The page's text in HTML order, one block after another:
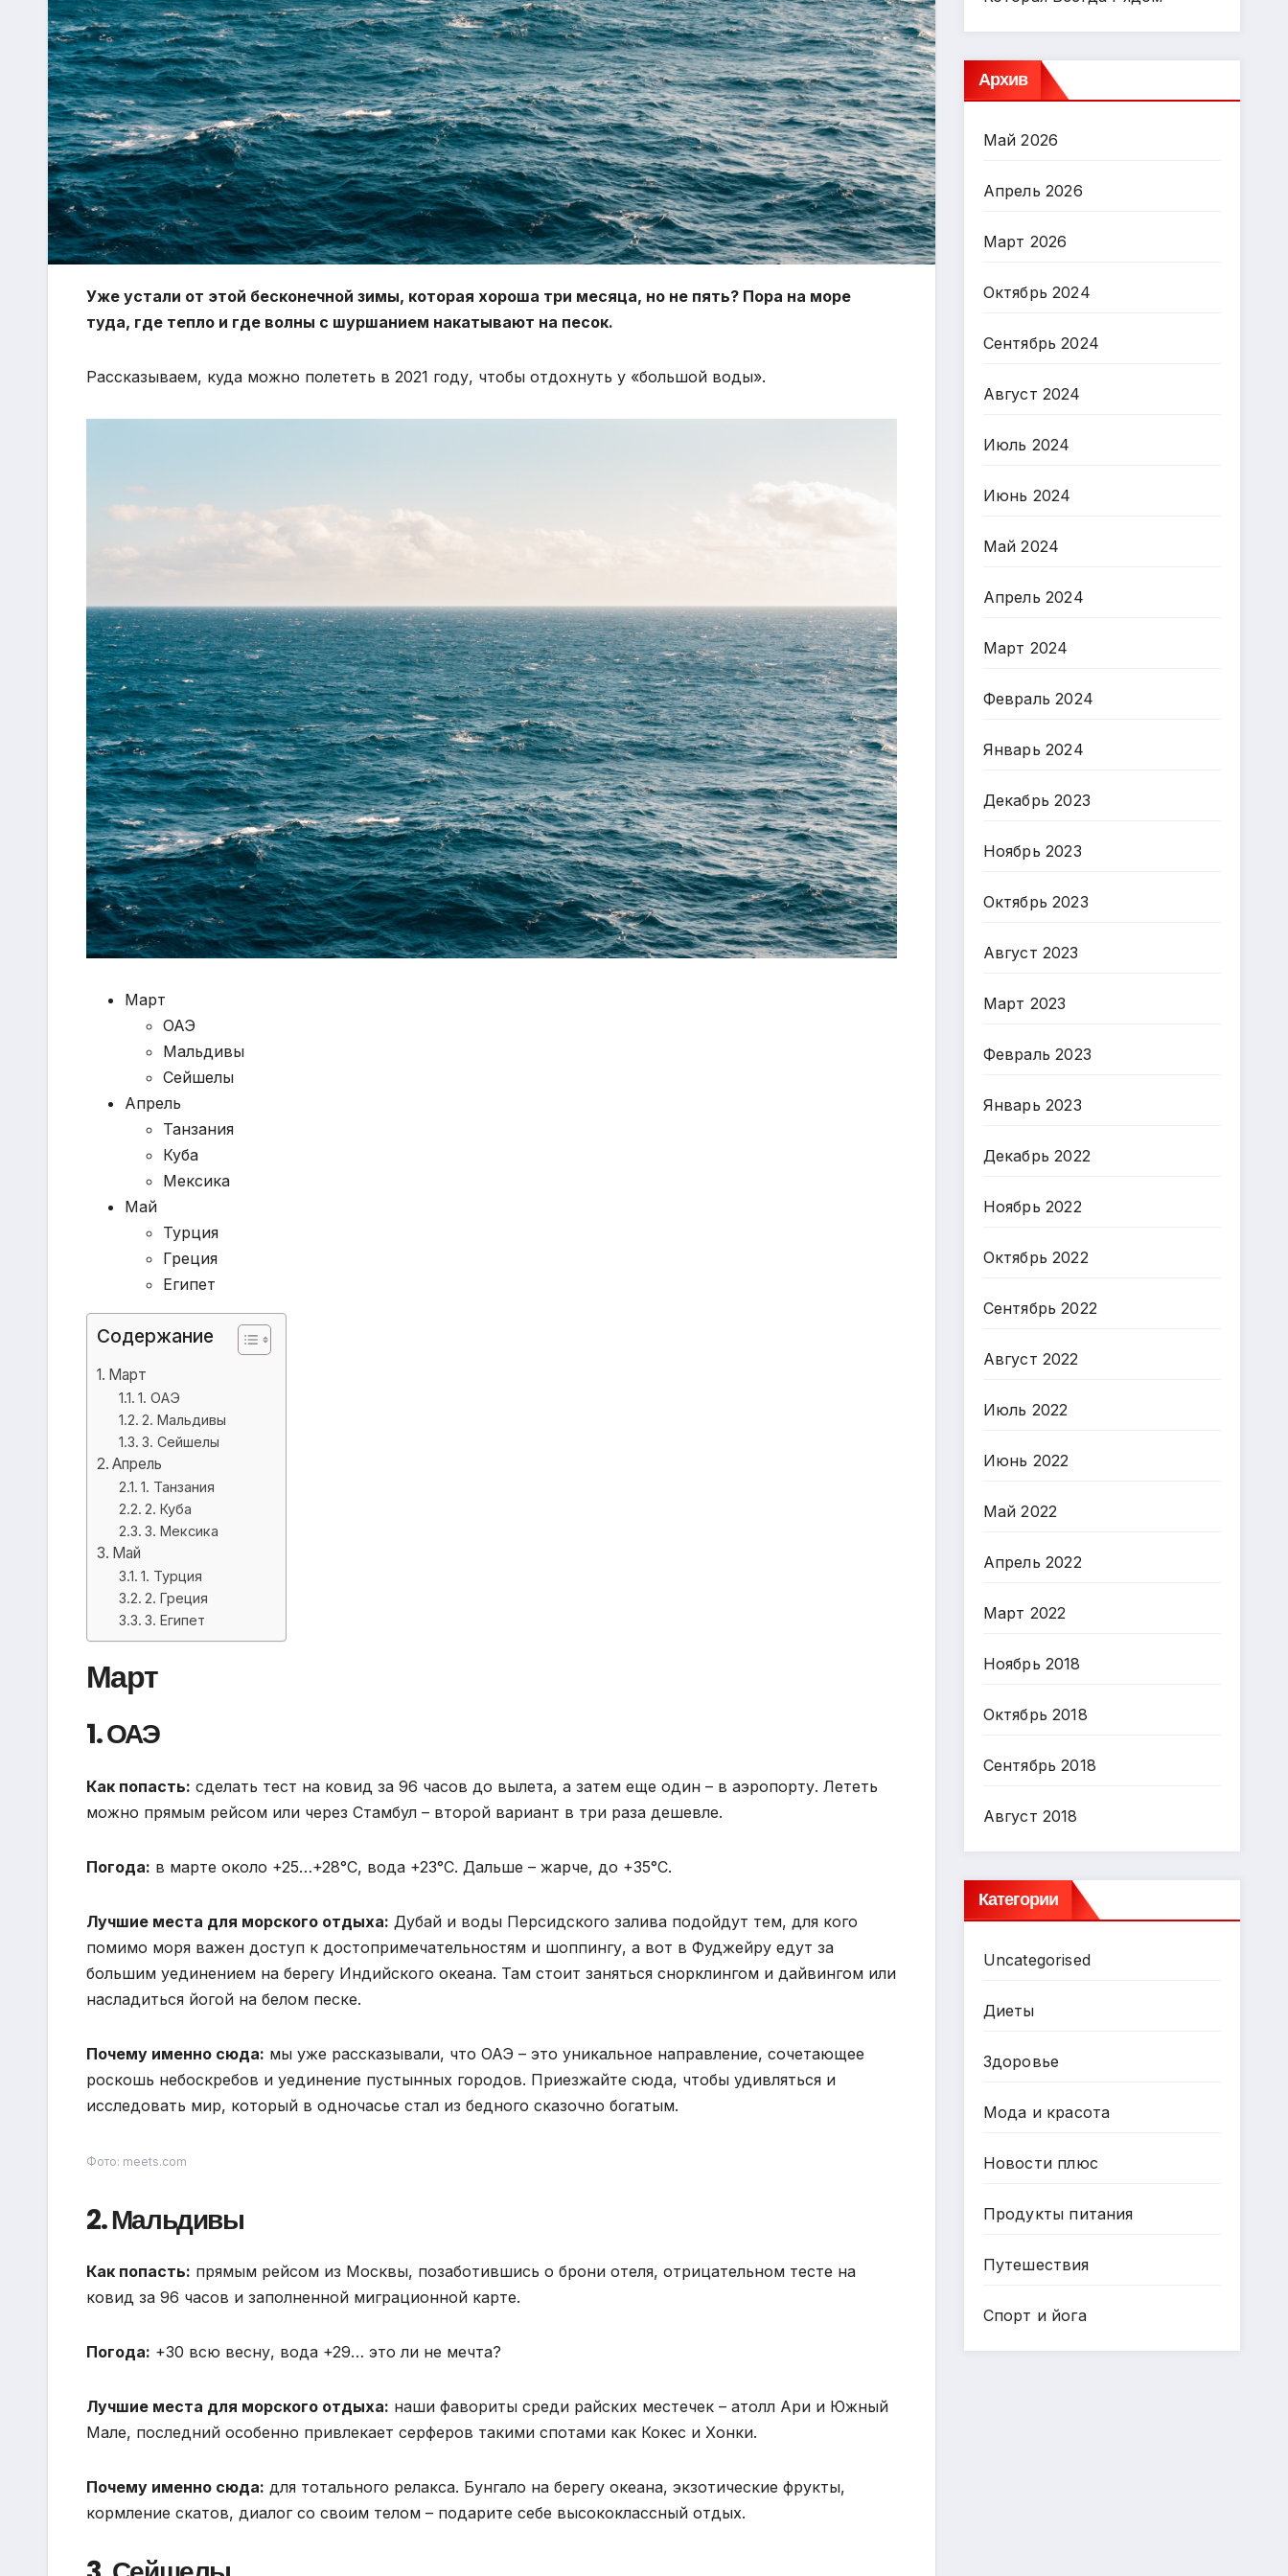
Уже устали от этой бесконечной зимы, которая хороша три месяца, но не пять? Пора на море
туда, где тепло и где волны с шуршанием накатывают на песок.
Рассказываем, куда можно полететь в 2021 году, чтобы отдохнуть у «большой воды».
Март
ОАЭ
Мальдивы
Сейшелы
Апрель
Танзания
Куба
Мексика
Май
Турция
Греция
Египет
Содержание
Март
1. ОАЭ
2. Мальдивы
3. Сейшелы
Апрель
1. Танзания
2. Куба
3. Мексика
Май
1. Турция
2. Греция
3. Египет
Март
1. ОАЭ
Как попасть: сделать тест на ковид за 96 часов до вылета, а затем еще один – в аэропорту. Лететь
можно прямым рейсом или через Стамбул – второй вариант в три раза дешевле.
Погода: в марте около +25…+28°С, вода +23°С. Дальше – жарче, до +35°С.
Лучшие места для морского отдыха: Дубай и воды Персидского залива подойдут тем, для кого
помимо моря важен доступ к достопримечательностям и шоппингу, а вот в Фуджейру едут за
большим уединением на берегу Индийского океана. Там стоит заняться снорклингом и дайвингом или
насладиться йогой на белом песке.
Почему именно сюда: мы уже рассказывали, что ОАЭ – это уникальное направление, сочетающее
роскошь небоскребов и уединение пустынных городов. Приезжайте сюда, чтобы удивляться и
исследовать мир, который в одночасье стал из бедного сказочно богатым.
Фото: meets.com
2. Мальдивы
Как попасть: прямым рейсом из Москвы, позаботившись о брони отеля, отрицательном тесте на
ковид за 96 часов и заполненной миграционной карте.
Погода: +30 всю весну, вода +29… это ли не мечта?
Лучшие места для морского отдыха: наши фавориты среди райских местечек – атолл Ари и Южный
Мале, последний особенно привлекает серферов такими спотами как Кокес и Хонки.
Почему именно сюда: для тотального релакса. Бунгало на берегу океана, экзотические фрукты,
кормление скатов, диалог со своим телом – подарите себе высококлассный отдых.
Архив
Май 2026
Апрель 2026
Март 2026
Октябрь 2024
Сентябрь 2024
Август 2024
Июль 2024
Июнь 2024
Май 2024
Апрель 2024
Март 2024
Февраль 2024
Январь 2024
Декабрь 2023
Ноябрь 2023
Октябрь 2023
Август 2023
Март 2023
Февраль 2023
Январь 2023
Декабрь 2022
Ноябрь 2022
Октябрь 2022
Сентябрь 2022
Август 2022
Июль 2022
Июнь 2022
Май 2022
Апрель 2022
Март 2022
Ноябрь 2018
Октябрь 2018
Сентябрь 2018
Август 2018
Категории
Uncategorised
Диеты
Здоровье
Мода и красота
Новости плюс
Продукты питания
Путешествия
Спорт и йога